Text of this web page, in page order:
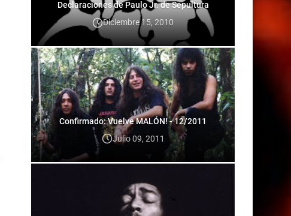
Declaraciones de Paulo Jr. de Sepultura
Diciembre 15, 2010
Confirmado: Vuelve MALÓN! - 12/2011
Julio 09, 2011